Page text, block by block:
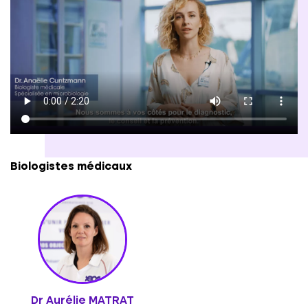
main propre au laboratoire est également
possible.
Biologistes médicaux
Dr Aurélie MATRAT